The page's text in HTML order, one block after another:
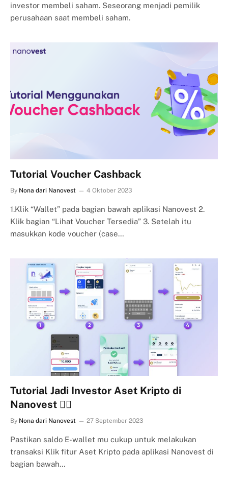
investor membeli saham. Seseorang menjadi pemilik
perusahaan saat membeli saham.
Tutorial Voucher Cashback
By Nona dari Nanovest 4 Oktober 2023
1.Klik “Wallet” pada bagian bawah aplikasi Nanovest 2.
Klik bagian “Lihat Voucher Tersedia” 3. Setelah itu
masukkan kode voucher (case…
Tutorial Jadi Investor Aset Kripto di
Nanovest 👍🏻
By Nona dari Nanovest 27 September 2023
Pastikan saldo E-wallet mu cukup untuk melakukan
transaksi Klik fitur Aset Kripto pada aplikasi Nanovest di
bagian bawah…